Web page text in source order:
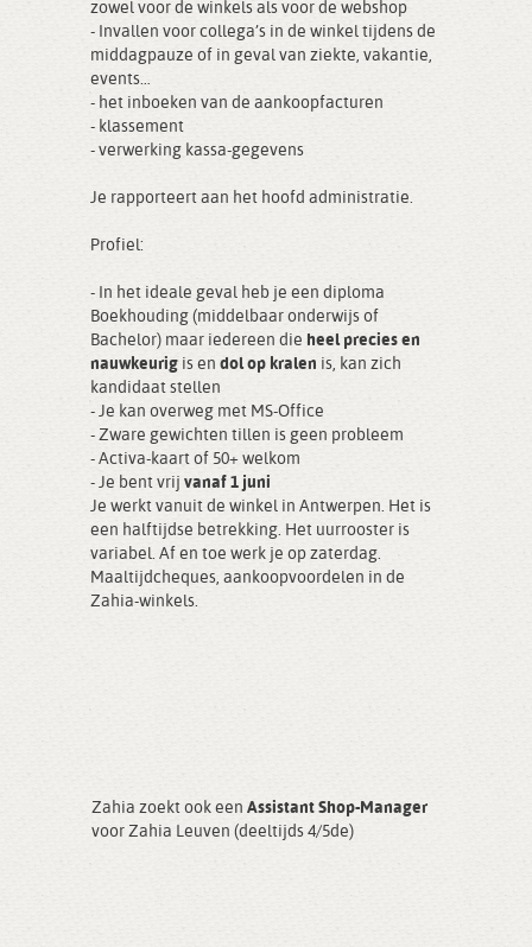
zowel voor de winkels als voor de webshop
- Invallen voor collega’s in de winkel tijdens de
middagpauze of in geval van ziekte, vakantie,
events…
- het inboeken van de aankoopfacturen
- klassement
- verwerking kassa-gegevens
Je rapporteert aan het hoofd administratie.
Profiel:
- In het ideale geval heb je een diploma
Boekhouding (middelbaar onderwijs of
Bachelor) maar iedereen die heel precies en
nauwkeurig is en dol op kralen is, kan zich
kandidaat stellen
- Je kan overweg met MS-Office
- Zware gewichten tillen is geen probleem
- Activa-kaart of 50+ welkom
- Je bent vrij vanaf 1 juni
Je werkt vanuit de winkel in Antwerpen. Het is
een halftijdse betrekking. Het uurrooster is
variabel. Af en toe werk je op zaterdag.
Maaltijdcheques, aankoopvoordelen in de
Zahia-winkels.
Zahia zoekt ook een Assistant Shop-Manager
voor Zahia Leuven (deeltijds 4/5de)